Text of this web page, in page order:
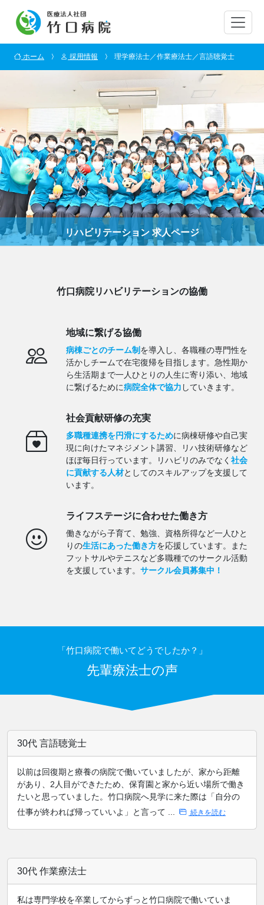
ホーム 採用情報 理学療法士／作業療法士／言語聴覚士
リハビリテーション 求人ページ
竹口病院リハビリテーションの協働
地域に繋げる協働
病棟ごとのチーム制 を導入し、各職種の専門性を
活かしチームで在宅復帰を目指します。 急性期か
ら生活期まで一人ひとりの人生に寄り添い、地域
に繋げるために病院全体で協力 していきます。
社会貢献研修の充実
多職種連携を円滑にするために病棟研修や自己実
現に向けたマネジメント講習、リハ技術研修など
ほぼ毎日行っています。
リハビリのみでなく 社会
に貢献する人材としてのスキルアップを支援して
います。
ライフステージに合わせた働き方
働きながら子育て、勉強、資格所得など一人ひと
りの生活にあった働き方を応援しています。
また
フットサルやテニスなど多職種でのサークル活動
を支援しています。 サークル会員募集中！
「竹口病院で働いてどうでしたか？」
先輩療法士の声
30代 言語聴覚士
以前は回復期と療養の病院で働いていましたが、家から距離
があり、2人目ができたため、保育園と家から近い場所で働き
たいと思っていました。竹口病院へ見学に来た際は「自分の
仕事が終われば帰っていいよ」と言って ...
続きを読む
30代 作業療法士
私は専門学校を卒業してからずっと竹口病院で働いていま